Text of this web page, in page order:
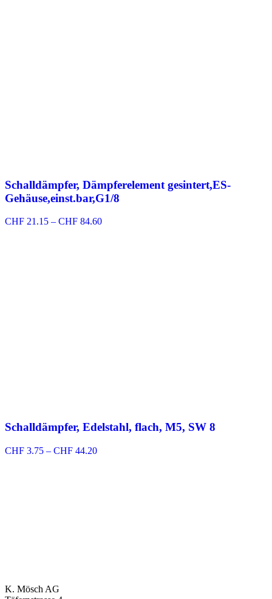
Schalldämpfer, Dämpferelement gesintert,ES-
Gehäuse,einst.bar,G1/8
CHF 21.15 – CHF 84.60Preisspanne:
Schalldämpfer, Edelstahl, flach, M5, SW 8
CHF 3.75 – CHF 44.20Preisspanne:
K. Mösch AG